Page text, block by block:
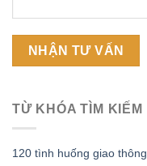
TỪ KHÓA TÌM KIẾM
120 tình huống giao thông